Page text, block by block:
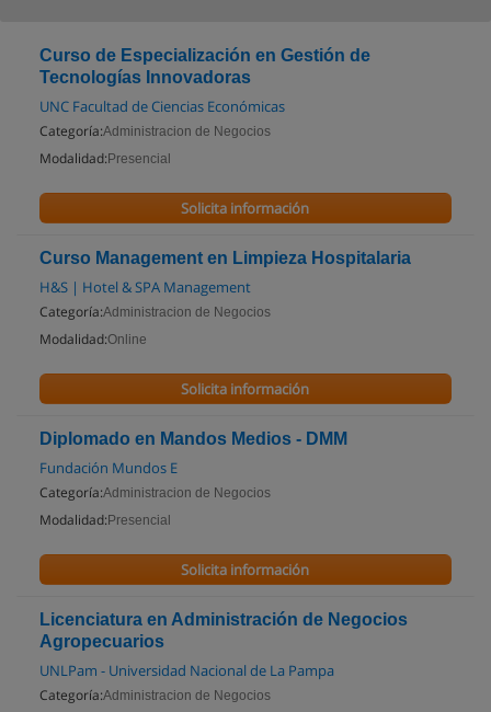
Curso de Especialización en Gestión de
Tecnologías Innovadoras
UNC Facultad de Ciencias Económicas
Categoría:Administracion de Negocios
Modalidad: Presencial
Solicita información
Curso Management en Limpieza Hospitalaria
H&S | Hotel & SPA Management
Categoría:Administracion de Negocios
Modalidad:Online
Solicita información
Diplomado en Mandos Medios - DMM
Fundación Mundos E
Categoría:Administracion de Negocios
Modalidad: Presencial
Solicita información
Licenciatura en Administración de Negocios
Agropecuarios
UNLPam - Universidad Nacional de La Pampa
Categoría:Administracion de Negocios